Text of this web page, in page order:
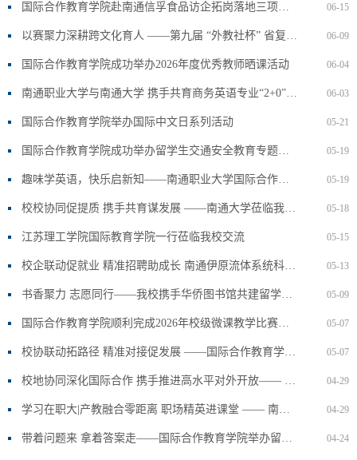
06-15
06-09
06-04
国际合作教育学院成功举办2026年度优秀教师晒课活动
06-03
05-21
国际合作教育学院举办国际中文日系列活动
05-19
05-19
05-18
05-15
江苏理工学院国际教育学院一行莅临我校交流
05-13
05-09
05-07
05-07
04-29
04-29
04-24